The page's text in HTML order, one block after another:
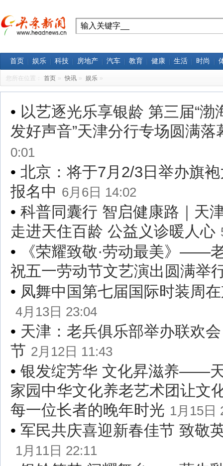
首页 娱乐 科技 房地产 汽车 教育 健康 生活 时尚
您所在位置： 首页 » 快讯 » 娱乐 »
• 以艺逐光乐享银龄 第三届“渤
发好声音”天津分行专场圆满落
0:01
• 北京：将于7月2/3日举办旗
报名中 6月6日 14:02
• 科普同囊行 智启健康路｜天
走进天住百龄 公益义诊暖人心
•
《荣耀致敬·劳动最美》——
祝五一劳动节文艺演出圆满举
• 凤舞中国第七届国际时装周
4月13日 23:04
• 天津：老兵俱乐部举办联欢
节 2月12日 11:43
• 银发绽芳华 文化昇滋养——
家园中华文化养老艺术团让文
每一位长者的晚年时光 1月15日
• 军民共庆喜迎新春佳节 致敬
1月11日 22:11